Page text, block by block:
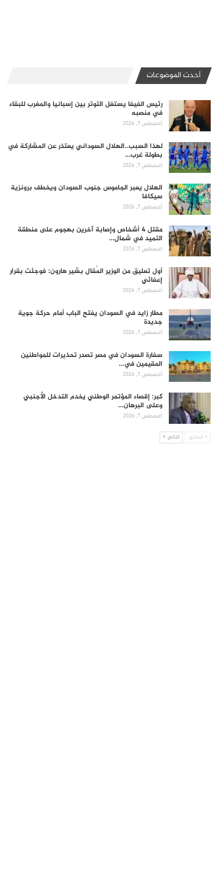
أحدث الموضوعات
رئيس الفيفا يستغل التوتر بين إسبانيا والمغرب للبقاء
في منصبه
أغسطس 7, 2026
لهذا السبب..الهلال السوداني يعتذر عن المشاركة في
بطولة غرب…
أغسطس 7, 2026
الهلال يعبر الجاموس جنوب السودان ويخطف برونزية
سيكافا
أغسطس 7, 2026
مقتل 4 أشخاص وإصابة آخرين بهجوم على منطقة
التميد في شمال…
أغسطس 7, 2026
أول تعليق من الوزير المُقال بشير هارون: فوجئت بقرار
إعفائي
أغسطس 7, 2026
مطار زايد في السودان يفتح الباب أمام حركة جوية
جديدة
أغسطس 7, 2026
سفارة السودان في مصر تصدر تحذيرات للمواطنين
المقيمين في…
أغسطس 7, 2026
كبر: إقصاء المؤتمر الوطني يخدم التدخل الأجنبي
وعلى البرهان…
أغسطس 7, 2026
السابق التالي